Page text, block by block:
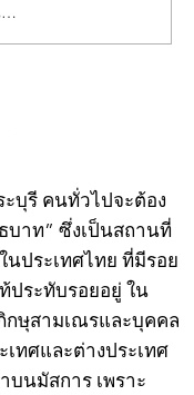
จรวงการ
ธที่ 29
…
ะบุรี คนทั่วไปจะต้อง
บาท” ซึ่งเป็นสถานที่
นประเทศไทย ที่มีรอย
ประทับรอยอยู่ ใน
กษุสามเณรและบุคคล
ทศและต่างประเทศ
บนมัสการ เพราะ